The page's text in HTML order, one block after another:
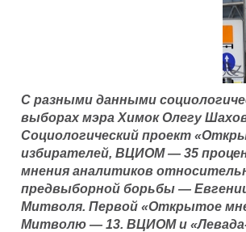
С разными данными
выборах мэра Химок Олегу
Социологический проект
избирателей, ВЦИОМ — 35
мнения аналитиков
предвыборной борьбы —
Митволя. Первой «Открытое
Митволю — 13. ВЦИОМ и